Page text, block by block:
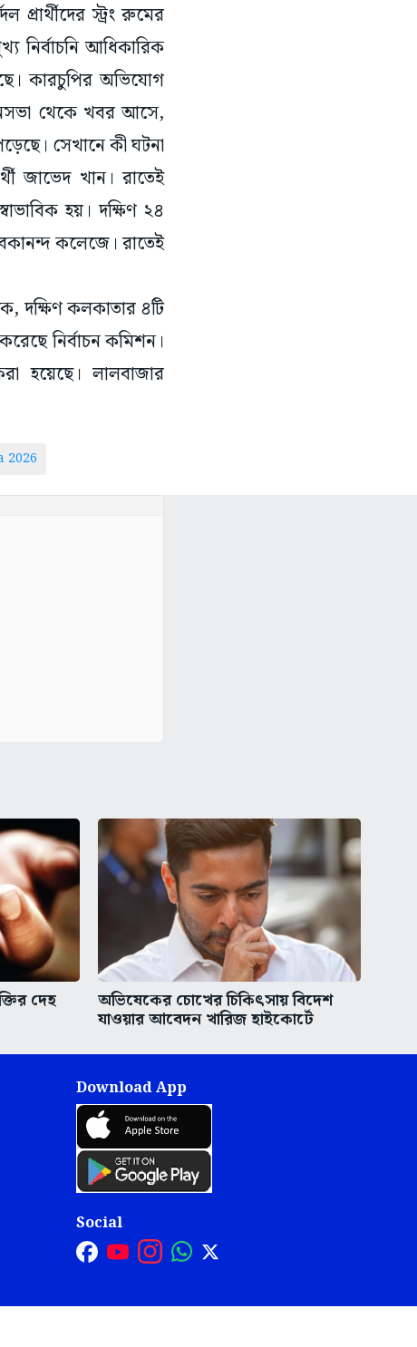
প্রার্থীদের স্ট্রং রুমের
নির্বাচনি আধিকারিক
কারচুপির অভিযোগ
থেকে খবর আসে,
সেখানে কী ঘটনা
জাভেদ খান। রাতেই
হয়। দক্ষিণ ২৪
কলেজে। রাতেই
দক্ষিণ কলকাতার ৪টি
নির্বাচন কমিশন।
হয়েছে। লালবাজার
2026
দেহ অভিষেকের চোখের চিকিৎসায় বিদেশ
যাওয়ার আবেদন খারিজ হাইকোর্টে
Download App
Social